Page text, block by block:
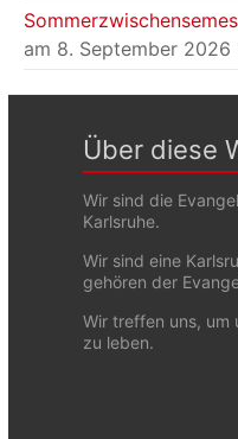
am 8. September 2026
Über diese
Wir sind die
Karlsruhe.
Wir sind eine
gehören der
Wir treffen uns, um
zu leben.